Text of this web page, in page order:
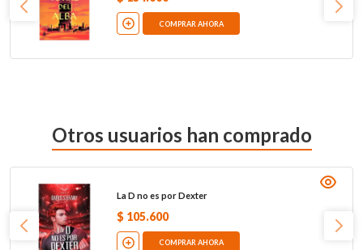
COMPRAR AHORA
Otros usuarios han comprado
La D no es por Dexter
$ 105.600
COMPRAR AHORA